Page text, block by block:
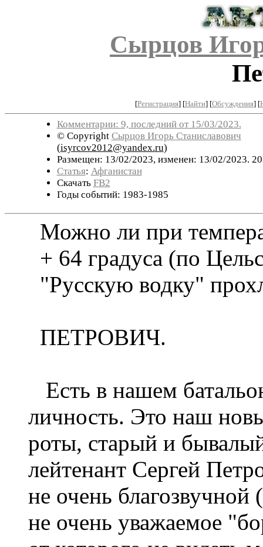
Сырцов
[Регистрация] [Найти] [Обсуждения] [
Комментарии: 9, последний от 15/03/2023.
© Copyright Сырцов Игорь Станиславович
(isyrcov2012@yandex.ru)
Размещен: 13/02/2023, изменен: 13/02/2023.
Статья: Афганистан
Скачать FB2
Годы событий: 1983-1985
Можно ли при
+ 64 градуса (по
"Русскую водку"
ПЕТРОВИЧ.
Есть в нашем
личность. Это наш
роты, старый и
лейтенант Сергей
не очень
не очень уважаемое